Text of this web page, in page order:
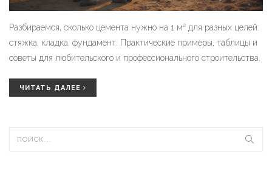
Разбираемся, сколько цемента нужно на 1 м² для разных целей:
стяжка, кладка, фундамент. Практические примеры, таблицы и
советы для любительского и профессионального строительства.
ЧИТАТЬ ДАЛЕЕ